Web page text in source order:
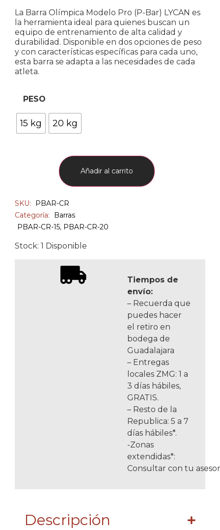
La Barra Olímpica Modelo Pro (P-Bar) LYCAN es
la herramienta ideal para quienes buscan un
equipo de entrenamiento de alta calidad y
durabilidad. Disponible en dos opciones de peso
y con características específicas para cada uno,
esta barra se adapta a las necesidades de cada
atleta.
PESO
15 kg 20 kg
Añadir al carrito
SKU:
PBAR-CR
Categoría:
Barras
PBAR-CR-15, PBAR-CR-20
Stock: 1 Disponible
Tiempos de
envío:
– Recuerda que
puedes hacer
el retiro en
bodega de
Guadalajara
– Entregas
locales ZMG: 1 a
3 días hábiles,
GRATIS.
– Resto de la
Republica: 5 a 7
días hábiles*.
-Zonas
extendidas*:
Consultar con tu
Descripción